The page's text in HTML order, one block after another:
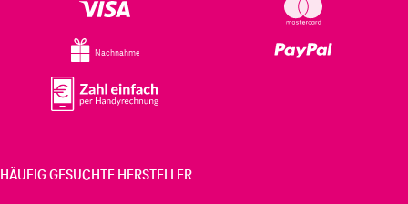
Nachnahme
HÄUFIG GESUCHTE HERSTELLER